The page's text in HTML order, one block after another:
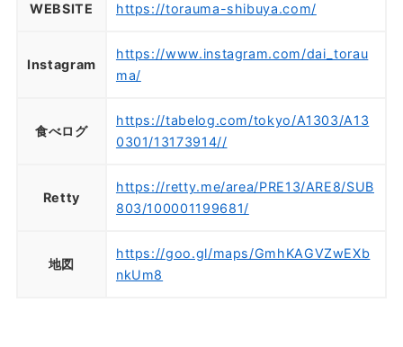
WEBSITE https://torauma-shibuya.com/
Instagram
https://www.instagram.com/dai_torau
ma/
食べログ
https://tabelog.com/tokyo/A1303/A13
0301/13173914//
Retty
https://retty.me/area/PRE13/ARE8/SUB
803/100001199681/
地図
https://goo.gl/maps/GmhKAGVZwEXb
nkUm8